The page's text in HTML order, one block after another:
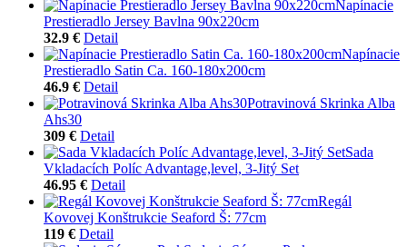
Napínacie
Prestieradlo Jersey Bavlna 90x220cm
32.9 € Detail
Napínacie
Prestieradlo Satin Ca. 160-180x200cm
46.9 € Detail
Potravinová Skrinka Alba
Ahs30
309 € Detail
Sada
Vkladacích Políc Advantage,level, 3-Jitý Set
46.95 € Detail
Regál
Kovovej Konštrukcie Seaford Š: 77cm
119 € Detail